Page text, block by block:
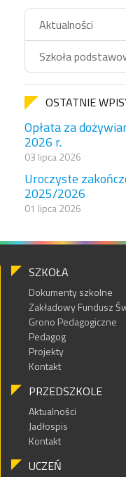
Aktualności
Szkoła
OSTATNIE
Opłata za
2026 r.
03 lipca 2026
Uroczyste
2025/2026
01 lipca 2026
SZKOŁA
Dokumenty szkolne
Zakładowy Fundusz
Grono Pedagogiczne
Pedagog
Projekty
Kontakt
PRZEDSZKOLE
Aktualności
Jadłospis
Kontakt
UCZEŃ